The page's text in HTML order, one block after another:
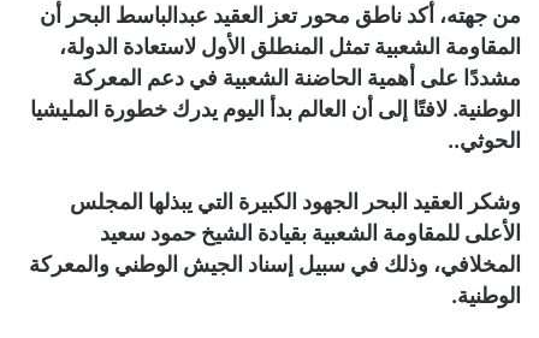
من جهته، أكد ناطق محور تعز العقيد عبدالباسط البحر أن
المقاومة الشعبية تمثل المنطلق الأول لاستعادة الدولة،
مشددًا على أهمية الحاضنة الشعبية في دعم المعركة
الوطنية. لافتًا إلى أن العالم بدأ اليوم يدرك خطورة المليشيا
الحوثي..
وشكر العقيد البحر الجهود الكبيرة التي يبذلها المجلس
الأعلى للمقاومة الشعبية بقيادة الشيخ حمود سعيد
المخلافي، وذلك في سبيل إسناد الجيش الوطني والمعركة
الوطنية.